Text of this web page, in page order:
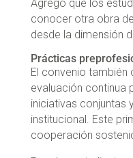
Agregó que los
conocer otra obra
desde la dimensión
Prácticas
El convenio
evaluación continua
iniciativas conjuntas
institucional. Este
cooperación